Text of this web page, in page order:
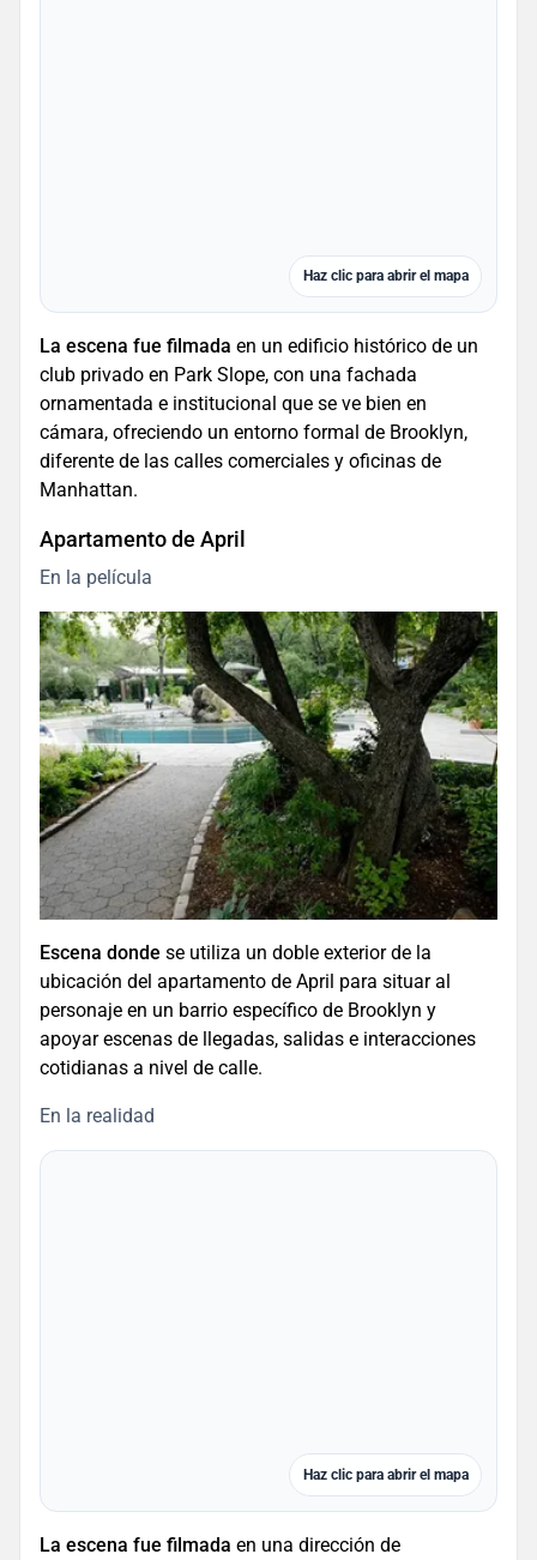
Haz clic para abrir el mapa
La escena fue filmada en un edificio histórico de un
club privado en Park Slope, con una fachada
ornamentada e institucional que se ve bien en
cámara, ofreciendo un entorno formal de Brooklyn,
diferente de las calles comerciales y oficinas de
Manhattan.
Apartamento de April
En la película
Escena donde se utiliza un doble exterior de la
ubicación del apartamento de April para situar al
personaje en un barrio específico de Brooklyn y
apoyar escenas de llegadas, salidas e interacciones
cotidianas a nivel de calle.
En la realidad
Haz clic para abrir el mapa
La escena fue filmada en una dirección de